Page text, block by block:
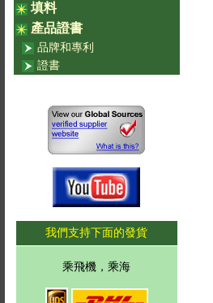
填料
產品證書
品牌和專利
證書
我們支持下面的發貨
乘飛機，乘海